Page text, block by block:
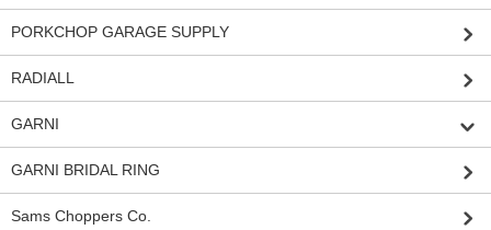
PORKCHOP GARAGE SUPPLY
RADIALL
GARNI
GARNI BRIDAL RING
Sams Choppers Co.